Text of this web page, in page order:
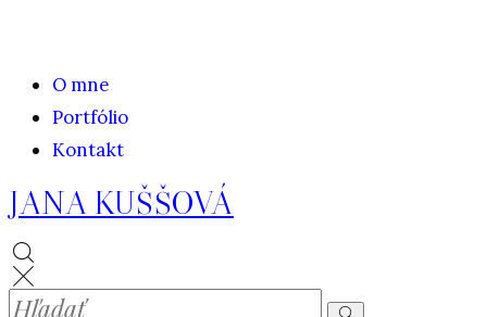
O mne
Portfólio
Kontakt
JANA KUŠŠOVÁ